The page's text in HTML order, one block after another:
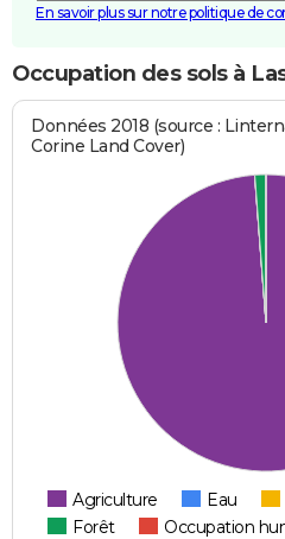
En savoir plus sur notre politique de
Occupation des sols à
Données 2018 (source :
Corine Land Cover)
Agriculture Eau
Forêt
Occupation